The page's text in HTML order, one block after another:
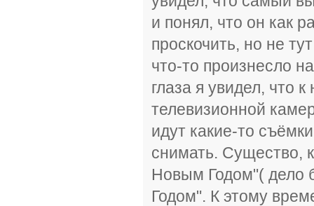
и понял, что он как
проскочить, но не
что-то произнесло
глаза я увидел, что
телевизионной
идут какие-то
снимать. Существо,
Новым Годом"( дело
Годом". К этому